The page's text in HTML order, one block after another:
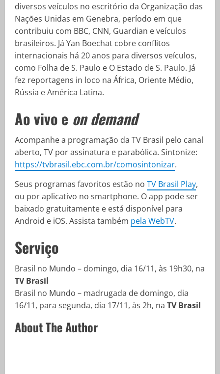
diversos veículos no escritório da Organização das
Nações Unidas em Genebra, período em que
contribuiu com BBC, CNN, Guardian e veículos
brasileiros. Já Yan Boechat cobre conflitos
internacionais há 20 anos para diversos veículos,
como Folha de S. Paulo e O Estado de S. Paulo. Já
fez reportagens in loco na África, Oriente Médio,
Rússia e América Latina.
Ao vivo e on demand
Acompanhe a programação da TV Brasil pelo canal
aberto, TV por assinatura e parabólica. Sintonize:
https://tvbrasil.ebc.com.br/comosintonizar.
Seus programas favoritos estão no TV Brasil Play,
ou por aplicativo no smartphone. O app pode ser
baixado gratuitamente e está disponível para
Android e iOS. Assista também pela WebTV.
Serviço
Brasil no Mundo – domingo, dia 16/11, às 19h30, na
TV Brasil
Brasil no Mundo – madrugada de domingo, dia
16/11, para segunda, dia 17/11, às 2h, na TV Brasil
About The Author